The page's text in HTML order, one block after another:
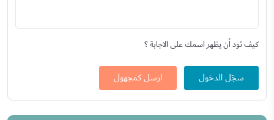
كيف تود أن يظهر اسمك على الاجابة ؟
سجّل الدخول ارسل كمجهول